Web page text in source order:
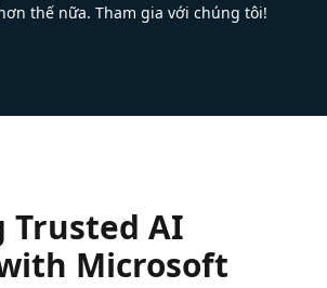
thế nữa. Tham gia với chúng tôi!
Trusted AI
Microsoft